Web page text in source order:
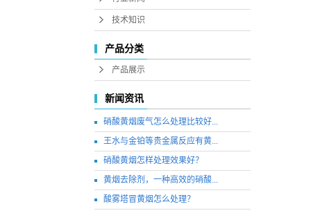
技术知识
产品分类
产品展示
新闻资讯
硝酸黄烟废气怎么处理比较好...
王水与金铂等贵金属反应有黄...
硝酸黄烟怎样处理效果好？
黄烟去除剂，一种高效的硝酸...
酸雾塔冒黄烟怎么处理？